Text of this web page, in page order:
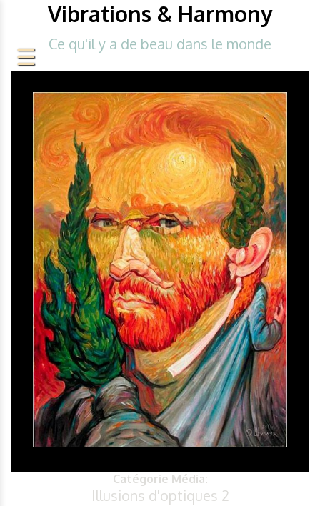
Vibrations & Harmony
Ce qu'il y a de beau dans le monde
Catégorie Média:
Illusions d'optiques 2